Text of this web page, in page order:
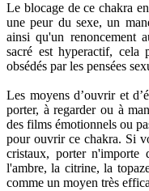
Le blocage de ce chakra
une peur du sexe, un
ainsi qu'un renoncement
sacré est hyperactif, cela
obsédés par les pensées
Les moyens d’ouvrir et
porter, à regarder ou à
des films émotionnels ou
pour ouvrir ce chakra. Si
cristaux, porter n'importe
l'ambre, la citrine, la
comme un moyen très